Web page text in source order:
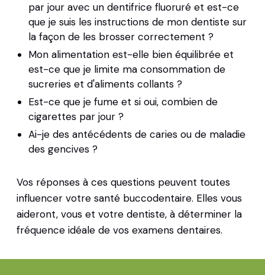
par jour avec un dentifrice fluoruré et est-ce
que je suis les instructions de mon dentiste sur
la façon de les brosser correctement ?
Mon alimentation est-elle bien équilibrée et
est-ce que je limite ma consommation de
sucreries et d'aliments collants ?
Est-ce que je fume et si oui, combien de
cigarettes par jour ?
Ai-je des antécédents de caries ou de maladie
des gencives ?
Vos réponses à ces questions peuvent toutes
influencer votre santé buccodentaire. Elles vous
aideront, vous et votre dentiste, à déterminer la
fréquence idéale de vos examens dentaires.